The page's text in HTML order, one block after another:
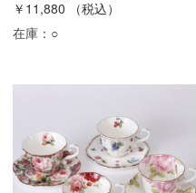
￥11,880
（税込）
在庫： ○